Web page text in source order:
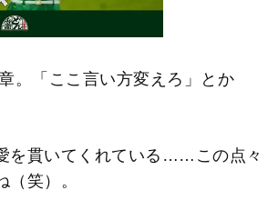
「ここ言い方変えろ」とか
を貫いてくれている……この点々
（笑）。